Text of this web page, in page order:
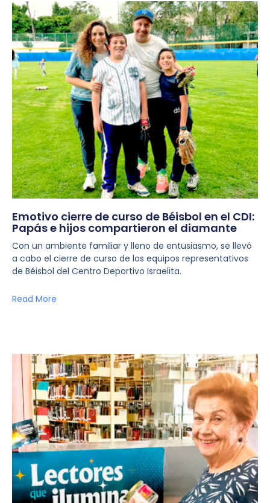
Emotivo cierre de curso de Béisbol en el CDI:
Papás e hijos compartieron el diamante
Con un ambiente familiar y lleno de entusiasmo, se llevó
a cabo el cierre de curso de los equipos representativos
de Béisbol del Centro Deportivo Israelita.
Read More